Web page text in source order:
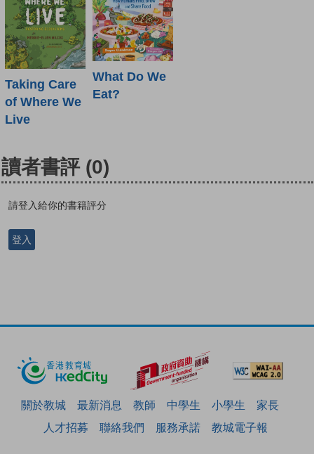
Taking Care
of Where We
Live
What Do We
Eat?
讀者書評 (0)
請登入給你的書籍評分
登入
關於教城 最新消息 教師 中學生 小學生
家長
人才招募
聯絡我們 服務承諾 教城電子報